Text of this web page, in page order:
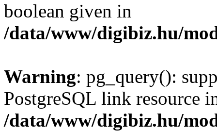
boolean given in
/data/www/digibiz.hu/
Warning: pg_query():
PostgreSQL link resource
/data/www/digibiz.hu/